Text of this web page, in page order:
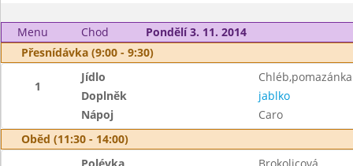
Menu Chod
Pondělí 3. 11. 2014
Přesnídávka (9:00 - 9:30)
1
Jídlo
Doplněk
jablko
Nápoj
Caro
Oběd (11:30 - 14:00)